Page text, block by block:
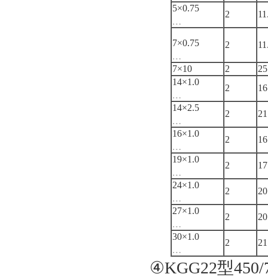
5×0.75
2
7×0.75
2
7×10 2
14×1.0
2
14×2.5
2
16×1.0
2
19×1.0
2
24×1.0
2
27×1.0
2
30×1.0
2
④KGG22型